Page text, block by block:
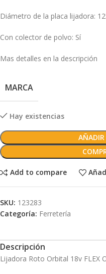
Diámetro de la placa lijadora:
Con colector de polvo: Sí
Mas detalles en la descripción
MARCA
Hay existencias
Add to compare
SKU: 123283
Categoría: Ferretería
Descripción
Lijadora Roto Orbital 18v FLEX